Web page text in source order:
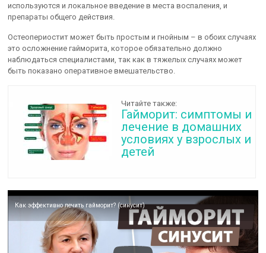
используются и локальное введение в места воспаления, и
препараты общего действия.
Остеопериостит может быть простым и гнойным – в обоих случаях
это осложнение гайморита, которое обязательно должно
наблюдаться специалистами, так как в тяжелых случаях может
быть показано оперативное вмешательство.
Читайте также:
Гайморит: симптомы и
лечение в домашних
условиях у взрослых и
детей
Как эффективно лечить гайморит? (синусит)